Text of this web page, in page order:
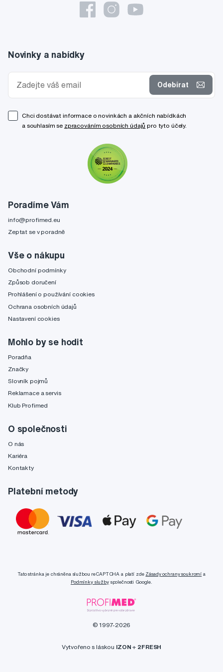
Poradíme Vám
info@profimed.eu
Zeptat se v poradně
Vše o nákupu
Obchodní podmínky
Způsob doručení
Prohlášení o používání cookies
Ochrana osobních údajů
Nastavení cookies
Mohlo by se hodit
Poradňa
Značky
Slovník pojmů
Reklamace a servis
Klub Profimed
O společnosti
O nás
Kariéra
Kontakty
Platební metody
Novinky a nabídky
Odebírat
Chci dostávat informace o novinkách a akčních nabídkách
a souhlasím se zpracováním osobních údajů pro tyto účely.
Tato stránka je chráněna službou reCAPTCHA a platí zde Zásady ochrany soukromí a
Podmínky službyspolečnosti Google.
© 1997-2026
Vytvořeno s láskou IZON + 2FRESH